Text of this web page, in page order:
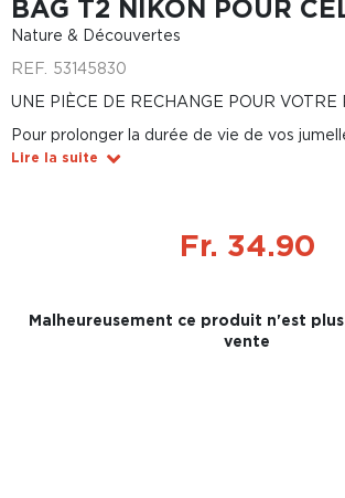
BAG T2 NIKON POUR
Nature & Découvertes
REF. 53145830
UNE PIÈCE DE RECHANGE POUR VOTRE
Pour prolonger la durée de vie de vos
Lire la suite
Fr. 34.90
Malheureusement ce produit n'est
vente